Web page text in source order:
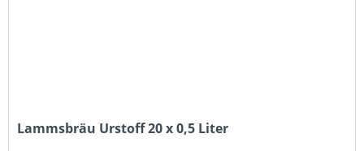
Lammsbräu Urstoff 20 x 0,5 Liter